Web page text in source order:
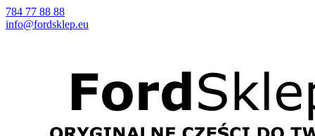
784 77 88 88
info@fordsklep.eu